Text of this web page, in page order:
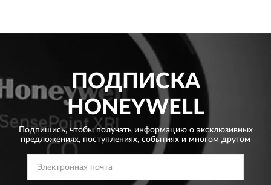
ПОДПИСКА
HONEYWELL
Подпишись, чтобы получать информацию о эксклюзивных
предложениях, поступлениях, событиях и многом другом